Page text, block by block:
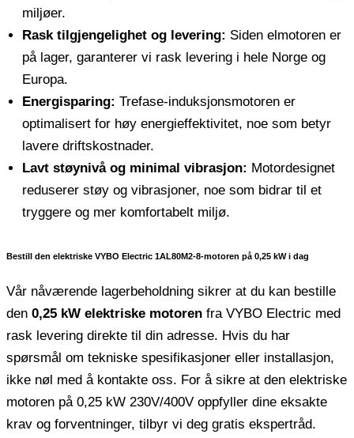
miljøer.
Rask tilgjengelighet og levering: Siden elmotoren er
på lager, garanterer vi rask levering i hele Norge og
Europa.
Energisparing: Trefase-induksjonsmotoren er
optimalisert for høy energieffektivitet, noe som betyr
lavere driftskostnader.
Lavt støynivå og minimal vibrasjon: Motordesignet
reduserer støy og vibrasjoner, noe som bidrar til et
tryggere og mer komfortabelt miljø.
Bestill den elektriske VYBO Electric 1AL80M2-8-motoren på 0,25 kW i dag
Vår nåværende lagerbeholdning sikrer at du kan bestille
den 0,25 kW elektriske motoren fra VYBO Electric med
rask levering direkte til din adresse. Hvis du har
spørsmål om tekniske spesifikasjoner eller installasjon,
ikke nøl med å kontakte oss. For å sikre at den elektriske
motoren på 0,25 kW 230V/400V oppfyller dine eksakte
krav og forventninger, tilbyr vi deg gratis ekspertråd.